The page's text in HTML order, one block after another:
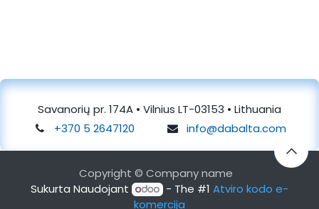
Savanorių pr. 174A • Vilnius LT-03153 • Lithuania
+370 5 2647120
info@dabalta.com
Copyright © Company name
Sukurta Naudojant
- The #1 Atviro kodo e-
komercija